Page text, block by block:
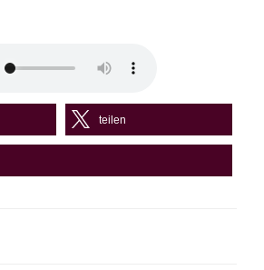
teilen